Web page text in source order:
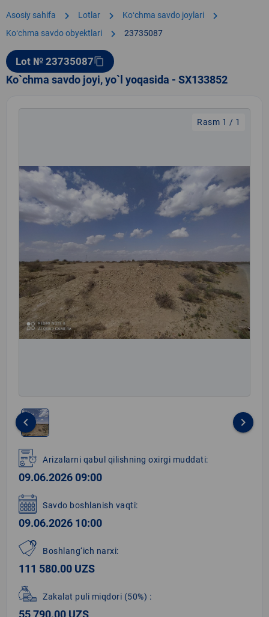
Asosiy sahifa chevron_right Lotlar chevron_right Koʻchma savdo joylari chevron_right
Koʻchma savdo obyektlari chevron_right 23735087
Lot № 23735087content_copy
Ko`chma savdo joyi, yo`l yoqasida - SX133852
Rasm 1 / 1
1
of
1
keyboard_arrow_left keyboard_arrow_right
Arizalarni qabul qilishning oxirgi muddati:
09.06.2026 09:00
Savdo boshlanish vaqti:
09.06.2026 10:00
Boshlang‘ich narxi:
111 580.00 UZS
Zakalat puli miqdori (50%) :
55 790.00 UZS